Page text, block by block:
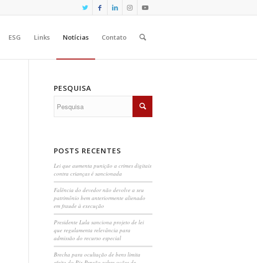
ESG Links Notícias Contato
PESQUISA
POSTS RECENTES
Lei que aumenta punição a crimes digitais
contra crianças é sancionada
Falência do devedor não devolve a seu
patrimônio bem anteriormente alienado
em fraude à execução
Presidente Lula sanciona projeto de lei
que regulamenta relevância para
admissão do recurso especial
Brecha para ocultação de bens limita